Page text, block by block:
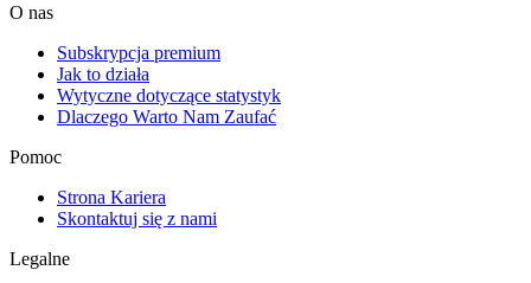
O nas
Subskrypcja premium
Jak to działa
Wytyczne dotyczące statystyk
Dlaczego Warto Nam Zaufać
Pomoc
Strona Kariera
Skontaktuj się z nami
Legalne